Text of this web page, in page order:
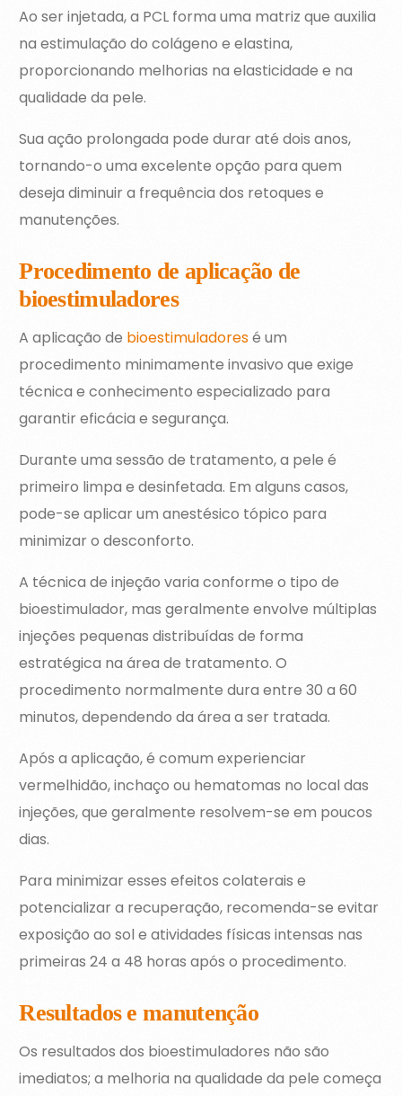
Ao ser injetada, a PCL forma uma matriz que auxilia
na estimulação do colágeno e elastina,
proporcionando melhorias na elasticidade e na
qualidade da pele.
Sua ação prolongada pode durar até dois anos,
tornando-o uma excelente opção para quem
deseja diminuir a frequência dos retoques e
manutenções.
Procedimento de aplicação de
bioestimuladores
A aplicação de bioestimuladoresé um
procedimento minimamente invasivo que exige
técnica e conhecimento especializado para
garantir eficácia e segurança.
Durante uma sessão de tratamento, a pele é
primeiro limpa e desinfetada. Em alguns casos,
pode-se aplicar um anestésico tópico para
minimizar o desconforto.
A técnica de injeção varia conforme o tipo de
bioestimulador, mas geralmente envolve múltiplas
injeções pequenas distribuídas de forma
estratégica na área de tratamento. O
procedimento normalmente dura entre 30 a 60
minutos, dependendo da área a ser tratada.
Após a aplicação, é comum experienciar
vermelhidão, inchaço ou hematomas no local das
injeções, que geralmente resolvem-se em poucos
dias.
Para minimizar esses efeitos colaterais e
potencializar a recuperação, recomenda-se evitar
exposição ao sol e atividades físicas intensas nas
primeiras 24 a 48 horas após o procedimento.
Resultados e manutenção
Os resultados dos bioestimuladores não são
imediatos; a melhoria na qualidade da pele começa